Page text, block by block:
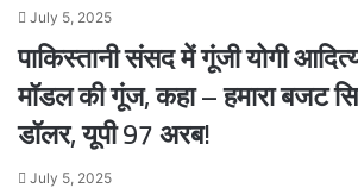
July 5, 2025
पाकिस्तानी संसद में गूंजी योगी
मॉडल की गूंज, कहा – हमारा बजट
डॉलर, यूपी 97 अरब!
July 5, 2025